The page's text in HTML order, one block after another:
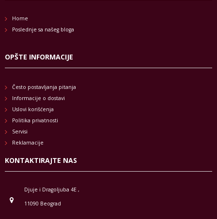
Home
Poslednje sa našeg bloga
OPŠTE INFORMACIJE
Često postavljanja pitanja
Informacije o dostavi
Uslovi korišćenja
Politika privatnosti
Servisi
Reklamacije
KONTAKTIRAJTE NAS
Djuje i Dragoljuba 4E ,
11090 Beograd